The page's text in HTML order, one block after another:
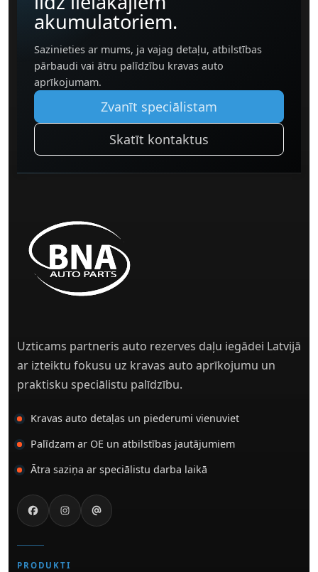
akumulatoriem.
Sazinieties ar mums, ja vajag detaļu, atbilstības
pārbaudi vai ātru palīdzību kravas auto
aprīkojumam.
Zvanīt speciālistam
Skatīt kontaktus
Uzticams partneris auto rezerves daļu iegādei Latvijā
ar izteiktu fokusu uz kravas auto aprīkojumu un
praktisku speciālistu palīdzību.
Kravas auto detaļas un piederumi vienuviet
Palīdzam ar OE un atbilstības jautājumiem
Ātra saziņa ar speciālistu darba laikā
PRODUKTI